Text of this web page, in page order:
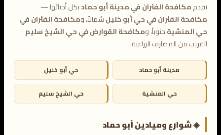
نقدممكافحة الفئران في مدينة أبو حمادبكل أحيائها —
مكافحة الفئران في حي أبو خليلشمالاً، ومكافحة الفئران في
حي المنشيةجنوباً، ومكافحة القوارض في حي الشيخ سليم
القريب من المصارف الزراعية.
مدينة أبو حماد حي أبو خليل
حي المنشية حي الشيخ سليم
◈ شوارع وميادين أبو حماد